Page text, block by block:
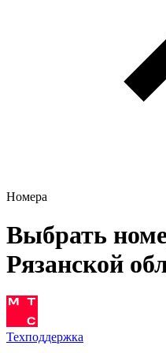
Номера
Выбрать
Рязанской
Техподдержка